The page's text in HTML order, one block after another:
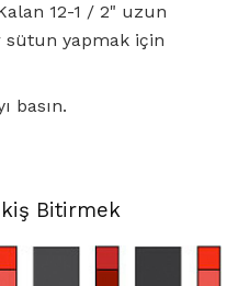
12-1 / 2" uzun
sütun yapmak için
basın.
Bitirmek